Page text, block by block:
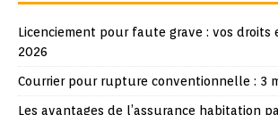
Licenciement pour faute grave : vos droits
2026
Courrier pour rupture conventionnelle : 3
Les avantages de l’assurance habitation